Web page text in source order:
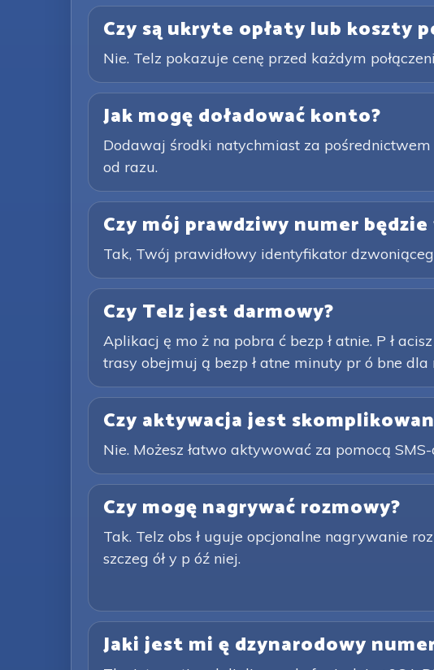
Czy są ukryte opłaty lub koszty
Nie. Telz pokazuje cenę przed każdym
Jak mogę doładować konto?
Dodawaj środki natychmiast za pośrednictwem
od razu.
Czy mój prawdziwy numer
Tak, Twój prawidłowy identyfikator
Czy Telz jest darmowy?
Aplikacj ę mo ż na pobra ć bezp ł atnie. P ł
trasy obejmuj ą bezp ł atne minuty pr ó bne
Czy aktywacja jest
Nie. Możesz łatwo aktywować za pomocą
Czy mogę nagrywać rozmowy?
Tak. Telz obs ł uguje opcjonalne nagrywanie
szczeg ół y p óź niej.
Jaki jest mi ę dzynarodowy